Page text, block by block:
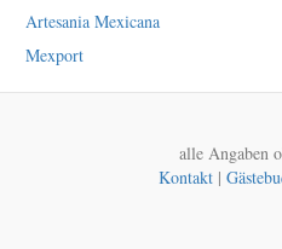
Artesania Mexicana
Mexport
alle Angaben
Kontakt|